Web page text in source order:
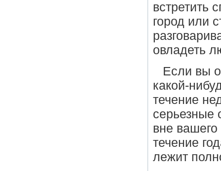
встретить
город или
овладеть
Если вы
какой-
течение
серьезные
вне
течение
лежит